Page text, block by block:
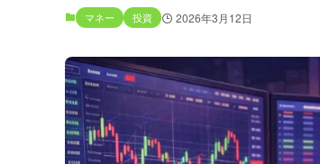
マネー 投資 2026年3月12日